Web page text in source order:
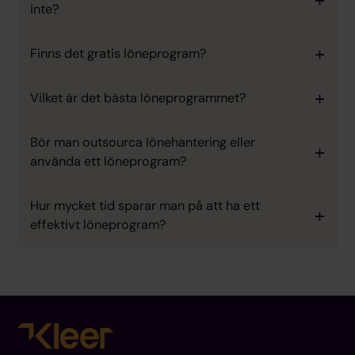
inte?
Finns det gratis löneprogram?
Vilket är det bästa löneprogrammet?
Bör man outsourca lönehantering eller
använda ett löneprogram?
Hur mycket tid sparar man på att ha ett
effektivt löneprogram?